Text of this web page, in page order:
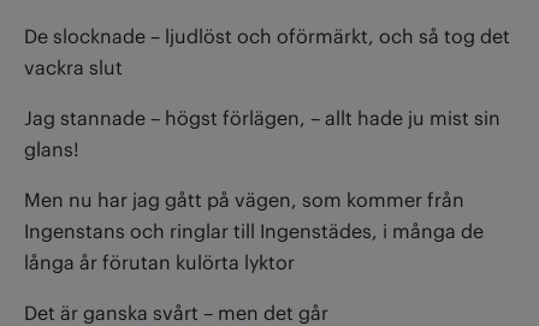
De slocknade – ljudlöst och oförmärkt, och så tog det
vackra slut
Jag stannade – högst förlägen, – allt hade ju mist sin
glans!
Men nu har jag gått på vägen, som kommer från
Ingenstans och ringlar till Ingenstädes, i många de
långa år förutan kulörta lyktor
Det är ganska svårt – men det går